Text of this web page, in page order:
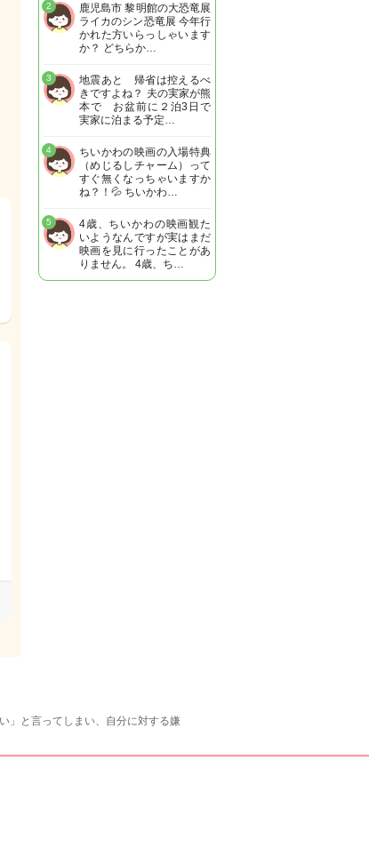
鹿児島市 黎明館の大恐竜展
ライカのシン恐竜展 今年行
かれた方いらっしゃいます
か？ どちらか…
2
地震あと 帰省は控えるべ
きですよね？ 夫の実家が熊
本で お盆前に２泊3日で
実家に泊まる予定…
3
ちいかわの映画の入場特典
（めじるしチャーム）って
すぐ無くなっちゃいますか
ね？！💦 ちいかわ…
4
4歳、ちいかわの映画観た
いようなんですが実はまだ
映画を見に行ったことがあ
りません。 4歳、ち…
5
」と言ってしまい、自分に対する嫌